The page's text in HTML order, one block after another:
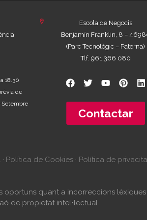
18.30
de
Setembre
Escola de Negocis
Benjamín Franklin, 8 –
(Parc Tecnològic – Paterna)
Tlf. 961 366 080
Contactar
· Política de Cookies · Política de
oportuns quant a incorreccions
de propietat intel•lectual